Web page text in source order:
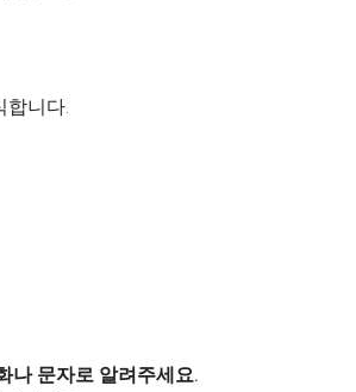
합니다.
나 문자로 알려주세요.